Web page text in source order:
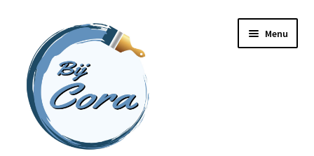
naar
navigatie
inhoud
Menu